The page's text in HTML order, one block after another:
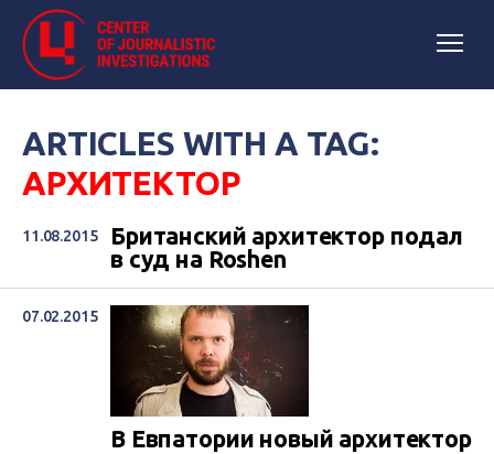
ARTICLES WITH A TAG:
АРХИТЕКТОР
11.08.2015
Британский архитектор подал
в суд на Roshen
07.02.2015
В Евпатории новый архитектор